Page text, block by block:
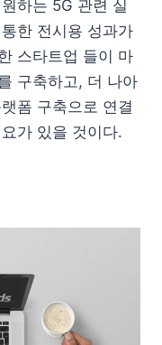
하는 5G 관련 실
한 전시용 성과가
스타트업 들이 마
구축하고, 더 나아
폼 구축으로 연결
가 있을 것이다.